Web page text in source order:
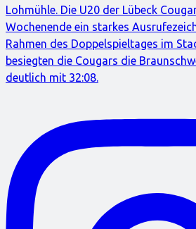
Lohmühle. Die U20 der Lübeck
Wochenende ein starkes
Rahmen des Doppelspieltages im
besiegten die Cougars die
deutlich mit 32:08.